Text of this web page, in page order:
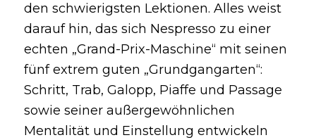
den schwierigsten Lektionen. Alles weist
darauf hin, das sich Nespresso zu einer
echten „Grand-Prix-Maschine“ mit seinen
fünf extrem guten „Grundgangarten“:
Schritt, Trab, Galopp, Piaffe und Passage
sowie seiner außergewöhnlichen
Mentalität und Einstellung entwickeln